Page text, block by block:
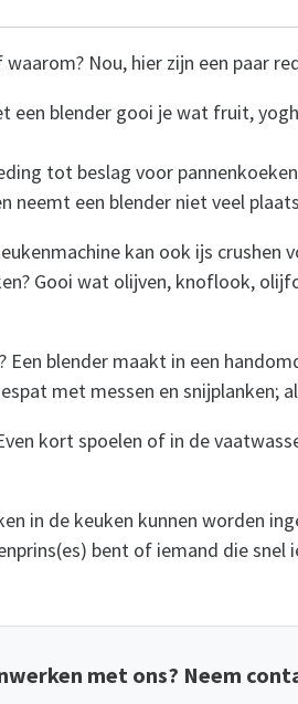
Nou, hier zijn een paar
een blender gooi je wat fruit,
tot beslag voor
neemt een blender niet veel
kan ook ijs
Gooi wat olijven, knoflook,
blender maakt in een
met messen en snijplanken;
kort spoelen of in de
in de keuken kunnen worden
bent of iemand die
met ons? Neem